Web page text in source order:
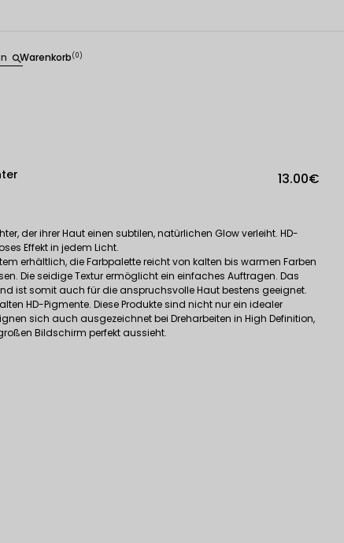
searchWarenkorb(0)
13.00€
der ihrer Haut einen subtilen, natürlichen Glow verleiht. HD-
Effekt in jedem Licht.
erhältlich, die Farbpalette reicht von kalten bis warmen Farben
Die seidige Textur ermöglicht ein einfaches Auftragen. Das
ist somit auch für die anspruchsvolle Haut bestens geeignet.
HD-Pigmente. Diese Produkte sind nicht nur ein idealer
sich auch ausgezeichnet bei Dreharbeiten in High Definition,
Bildschirm perfekt aussieht.